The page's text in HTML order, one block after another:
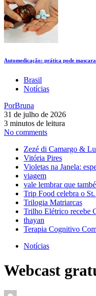
Automedicação: prática pode
Brasil
Notícias
PorBruna
31 de julho de 2026
3 minutos de leitura
No comments
Zezé di Camargo &
Vitória Pires
Violetas na Janela:
viagem
vale lembrar que
Trip Food celebra o
Trilogia Matriarcas
Trilho Elétrico recebe
thayan
Terapia Cognitivo
Notícias
Webcast